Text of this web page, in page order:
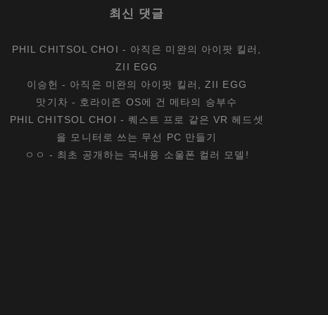
최신 댓글
PHIL CHITSOL CHOI - 아직은 미완의 아이팟 킬러,
ZII EGG
이승헌 - 아직은 미완의 아이팟 킬러, ZII EGG
맛기차 - 호라이즌 OS에 건 메타의 승부수
PHIL CHITSOL CHOI - 퀘스트 프로 같은 VR 헤드셋
을 모니터로 쓰는 무선 PC 만들기
ㅇㅇ - 최초 공개하는 국내용 소울폰 컬러 모델!